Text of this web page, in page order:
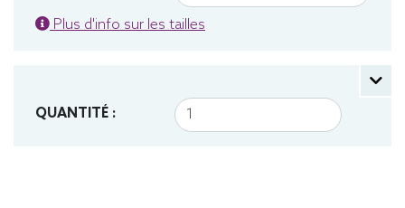
Plus d'info sur les tailles
QUANTITÉ :